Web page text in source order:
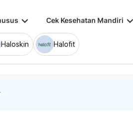
keyboard_arrow_down Cek Kesehatan Mandiri keyboard_arrow_down
Haloskin Halofit